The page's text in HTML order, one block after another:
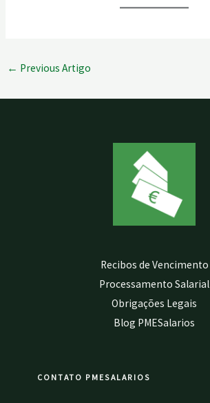
← Previous Artigo
Recibos de Vencimento
Processamento Salarial
Obrigações Legais
Blog PMESalarios
CONTATO PMESALARIOS